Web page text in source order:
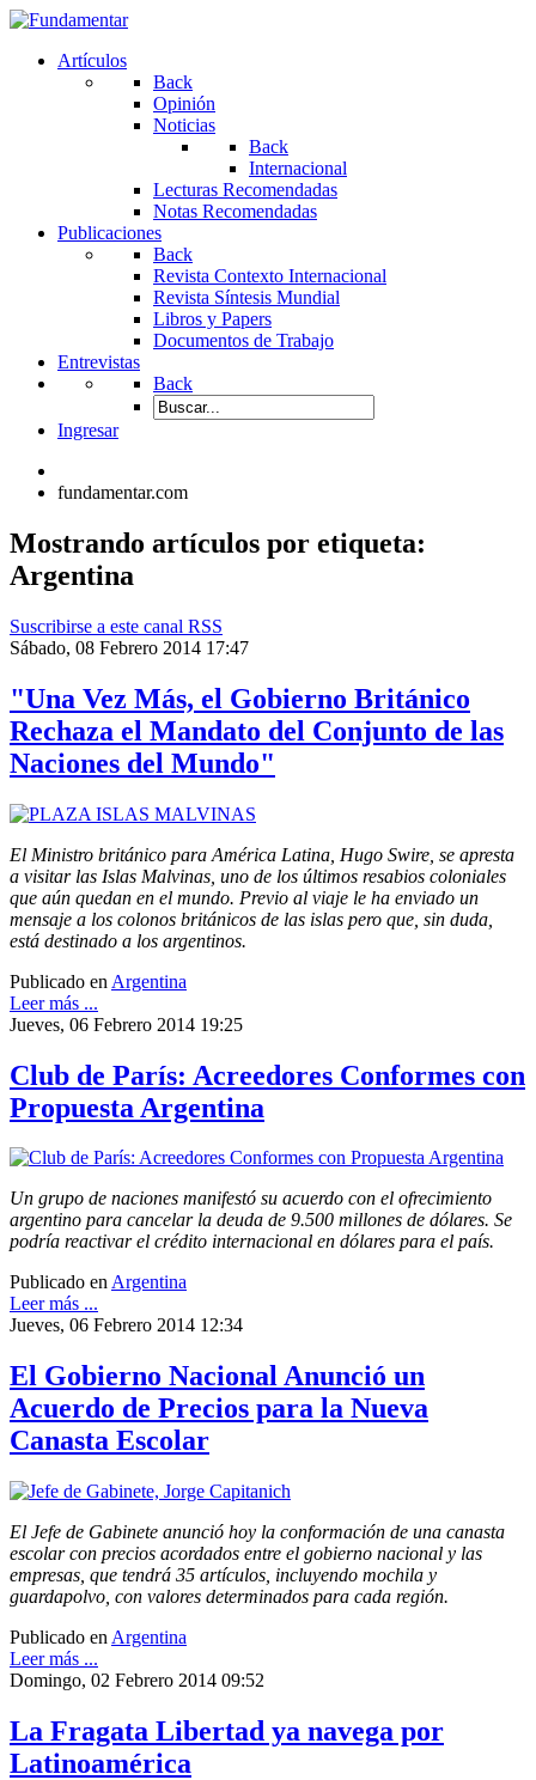
Artículos
Back
Opinión
Noticias
Back
Internacional
Lecturas Recomendadas
Notas Recomendadas
Publicaciones
Back
Revista Contexto Internacional
Revista Síntesis Mundial
Libros y Papers
Documentos de Trabajo
Entrevistas
Back
Ingresar
fundamentar.com
Mostrando artículos por etiqueta:
Argentina
Suscribirse a este canal RSS
Sábado, 08 Febrero 2014 17:47
"Una Vez Más, el Gobierno Británico
Rechaza el Mandato del Conjunto de las
Naciones del Mundo"
El Ministro británico para América Latina, Hugo Swire, se apresta
a visitar las Islas Malvinas, uno de los últimos resabios coloniales
que aún quedan en el mundo. Previo al viaje le ha enviado un
mensaje a los colonos británicos de las islas pero que, sin duda,
está destinado a los argentinos.
Publicado en Argentina
Leer más ...
Jueves, 06 Febrero 2014 19:25
Club de París: Acreedores Conformes con
Propuesta Argentina
Un grupo de naciones manifestó su acuerdo con el ofrecimiento
argentino para cancelar la deuda de 9.500 millones de dólares. Se
podría reactivar el crédito internacional en dólares para el país.
Publicado enArgentina
Leer más ...
Jueves, 06 Febrero 2014 12:34
El Gobierno Nacional Anunció un
Acuerdo de Precios para la Nueva
Canasta Escolar
El Jefe de Gabinete anunció hoy la conformación de una canasta
escolar con precios acordados entre el gobierno nacional y las
empresas, que tendrá 35 artículos, incluyendo mochila y
guardapolvo, con valores determinados para cada región.
Publicado en Argentina
Leer más ...
Domingo, 02 Febrero 2014 09:52
La Fragata Libertad ya navega por
Latinoamérica